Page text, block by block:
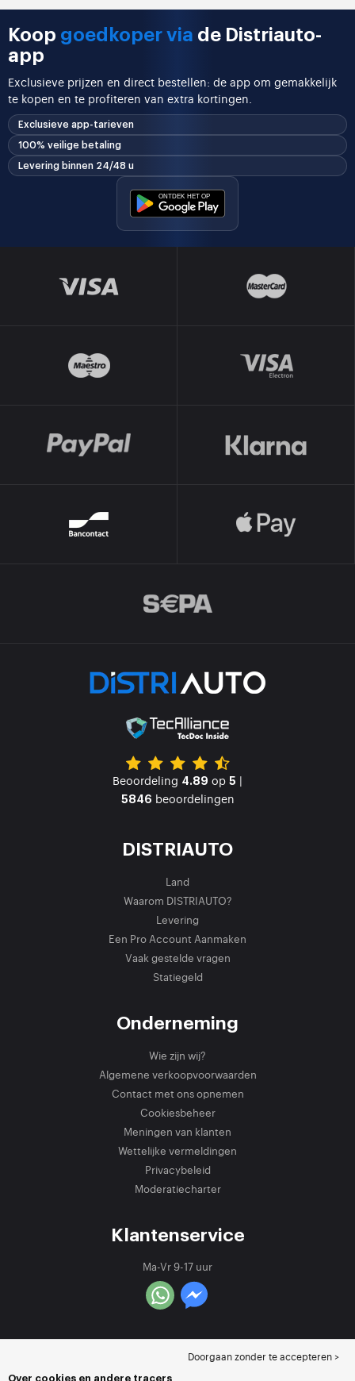
Koop goedkoper via de Distriauto-
app
Exclusieve prijzen en direct bestellen: de app om gemakkelijk
te kopen en te profiteren van extra kortingen.
Exclusieve app-tarieven
100% veilige betaling
Levering binnen 24/48 u
Beoordeling 4.89 op 5 |
5846 beoordelingen
DISTRIAUTO
Land
Waarom DISTRIAUTO?
Levering
Een Pro Account Aanmaken
Vaak gestelde vragen
Statiegeld
Onderneming
Wie zijn wij?
Algemene verkoopvoorwaarden
Contact met ons opnemen
Cookiesbeheer
Meningen van klanten
Wettelijke vermeldingen
Privacybeleid
Moderatiecharter
Klantenservice
Ma-Vr 9-17 uur
Doorgaan zonder te accepteren >
Over cookies en andere tracers